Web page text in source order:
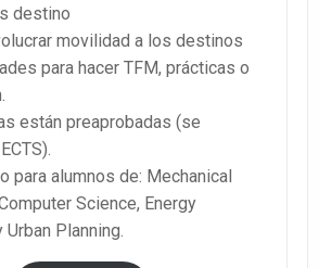
destino
movilidad a los destinos
para hacer TFM, prácticas o
están preaprobadas (se
para alumnos de: Mechanical
Science, Energy
Urban Planning.